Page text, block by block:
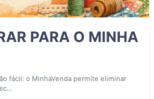
PARA O MINHA
fácil: o MinhaVenda permite eliminar